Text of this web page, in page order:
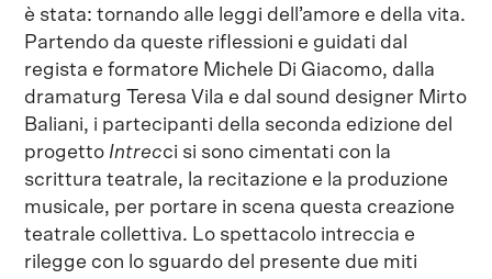
è stata: tornando alle leggi dell’amore e della vita.
Partendo da queste riflessioni e guidati dal
regista e formatore Michele Di Giacomo, dalla
dramaturg Teresa Vila e dal sound designer Mirto
Baliani, i partecipanti della seconda edizione del
progetto Intrecci si sono cimentati con la
scrittura teatrale, la recitazione e la produzione
musicale, per portare in scena questa creazione
teatrale collettiva. Lo spettacolo intreccia e
rilegge con lo sguardo del presente due miti